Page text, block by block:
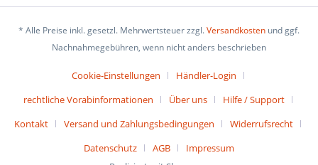
* Alle Preise inkl. gesetzl. Mehrwertsteuer zzgl.Versandkosten und ggf.
Nachnahmegebühren, wenn nicht anders beschrieben
Cookie-Einstellungen
Händler-Login
rechtliche Vorabinformationen
Über uns
Hilfe / Support
Kontakt
Versand und Zahlungsbedingungen
Widerrufsrecht
Datenschutz
AGB
Impressum